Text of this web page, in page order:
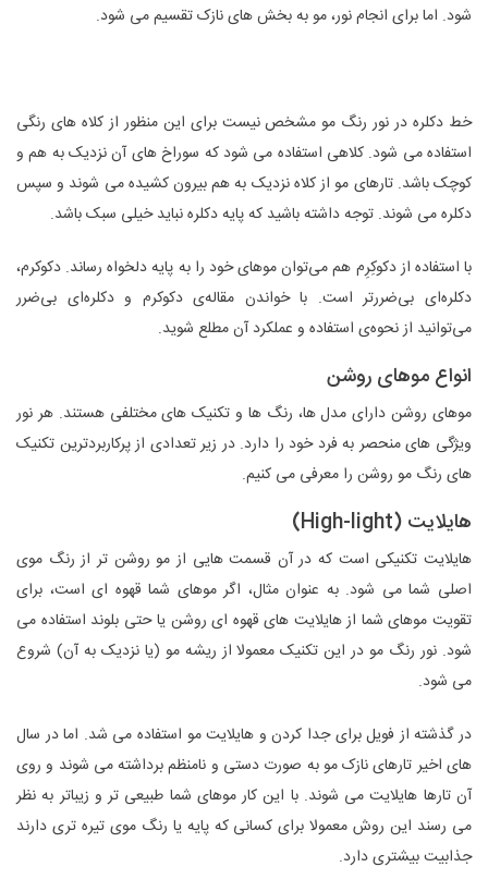
شود. اما برای انجام نور، مو به بخش های نازک تقسیم می شود.
خط دکلره در نور رنگ مو مشخص نیست برای این منظور از کلاه های رنگی
استفاده می شود. کلاهی استفاده می شود که سوراخ های آن نزدیک به هم و
کوچک باشد. تارهای مو از کلاه نزدیک به هم بیرون کشیده می شوند و سپس
دکلره می شوند. توجه داشته باشید که پایه دکلره نباید خیلی سبک باشد.
با استفاده از دکو‌کِرِم هم می‌توان موهای خود را به پایه دلخواه رساند. دکو‌کرم،
دکلره‌ای بی‌ضررتر است. با خواندن مقاله‌ی دکو‌کرم و دکلره‌ای بی‌ضرر
می‌توانید از نحوه‌ی استفاده و عملکرد آن مطلع شوید.
انواع موهای روشن
موهای روشن دارای مدل ها، رنگ ها و تکنیک های مختلفی هستند. هر نور
ویژگی های منحصر به فرد خود را دارد. در زیر تعدادی از پرکاربردترین تکنیک
های رنگ مو روشن را معرفی می کنیم.
هایلایت (High-light)
هایلایت تکنیکی است که در آن قسمت هایی از مو روشن تر از رنگ موی
اصلی شما می شود. به عنوان مثال، اگر موهای شما قهوه ای است، برای
تقویت موهای شما از هایلایت های قهوه ای روشن یا حتی بلوند استفاده می
شود. نور رنگ مو در این تکنیک معمولا از ریشه مو (یا نزدیک به آن) شروع
می شود.
در گذشته از فویل برای جدا کردن و هایلایت مو استفاده می شد. اما در سال
های اخیر تارهای نازک مو به صورت دستی و نامنظم برداشته می شوند و روی
آن تارها هایلایت می شوند. با این کار موهای شما طبیعی تر و زیباتر به نظر
می رسند این روش معمولا برای کسانی که پایه یا رنگ موی تیره تری دارند
جذابیت بیشتری دارد.